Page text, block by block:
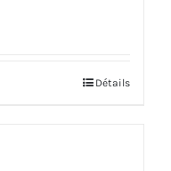
Détails